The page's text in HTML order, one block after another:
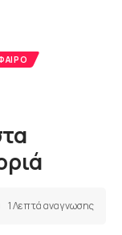
1 Λεπτά αναγνωσης